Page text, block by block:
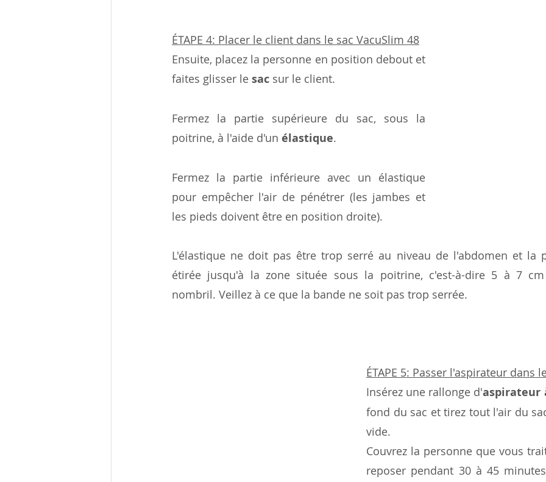
ÉTAPE 4: Placer le client dans le sac VacuSlim 48
Ensuite, placez la personne en position debout et
faites glisser le sac sur le client.
Fermez la partie supérieure du sac, sous la
poitrine, à l'aide d'un élastique.
Fermez la partie inférieure avec un élastique
pour empêcher l'air de pénétrer (les jambes et
les pieds doivent être en position droite).
L'élastique ne doit pas être trop serré au niveau de l'abdomen et la
étirée jusqu'à la zone située sous la poitrine, c'est-à-dire 5 à 7
nombril. Veillez à ce que la bande ne soit pas trop serrée.
ÉTAPE 5: Passer l'aspirateur dans
Insérez une rallonge d'aspirateur
fond du sac et tirez tout l'air du
vide.
Couvrez la personne que vous
reposer pendant 30 à 45